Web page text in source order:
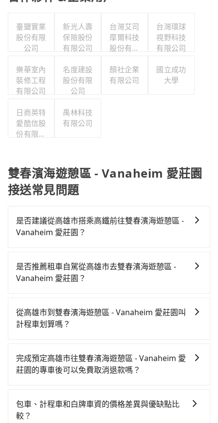
臺鹽實業
股份有限
公司
新光人壽
保險股份
有限公司
台灣艾司
摩爾科技
股份有限
台灣環球
視野科技
有限公司
樂華室內
裝修工程
有限公司
名度建設
股份有限
公司
顏社企業
有限公司
國立成功
大學
日商英特
愛酷信股
份有限公
禹林科技
有限公司
雙春濱海遊憩區 - Vanaheim 愛莊園
接送常見問題
是否建議從高雄市搭乘高鐵前往雙春濱海遊憩區 -
Vanaheim 愛莊園？
愛莊園，高鐵較貴、費時、轉車麻煩！從最早05:50一直
到22:55，左營-嘉義一天最多有60班次高鐵可搭乘。假
行進站、現場購票並於月台排隊的時間約20分鐘，再乘
坐30~35分鐘（平均31分）的高鐵從左營站前往嘉義高
抵達雙春濱海遊憩區 - Vanaheim 愛莊園 (台南市北門
區) 的目的地。全程加上轉車時間共2小時14分鐘，假設
1,010元，費時1小時8分鐘。選擇搭乘高鐵而不預約包
車，不僅每人至少額外負擔100元車資，而且更會額外浪
是否推薦租車自駕從高雄市去雙春濱海遊憩區 -
Vanaheim 愛莊園？
時不需要閉目養神（因為要自己開車），最重要的是你
當天就要來回，那在高雄路邊可隨租隨借的iRent應該是
市（苓雅區）到雙春濱海遊憩區 - Vanaheim 愛莊園的
花費預估為$1,300~1,850（金額差異來自於平假日、車
車保險與可能的罰單都需自付。再者，和運的iRent只提
供最基本的車型，如Toyota Yaris、Prius C、Vios這類
從高雄市到雙春濱海遊憩區 - Vanaheim 愛莊園叫
計程車划算嗎？
灣大車隊、Uber、Line Taxi、Yoxi等，如果在路邊攔不
到車，也可考慮打電話至附近的計程車隊，如安全交
tripool的專車服務可再更便宜。但如果要考慮到回程，
台南市僅有合法計程車約4,140輛，數量約為高雄市的
完成預定高雄市往雙春濱海遊憩區 - Vanaheim 愛
莊園的專車後可以免費取消退款嗎？
論任何理由，保證全額退費，且不收取任何手續費。
包車、計程車和白牌車資的價格差異與優缺點比
較？